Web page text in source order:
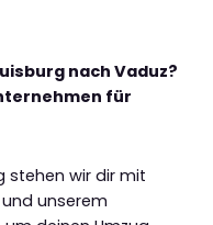
nach Vaduz?
für
stehen wir dir mit
unserem